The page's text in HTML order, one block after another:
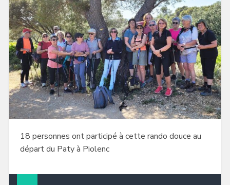
18 personnes ont participé à cette rando douce au
départ du Paty à Piolenc